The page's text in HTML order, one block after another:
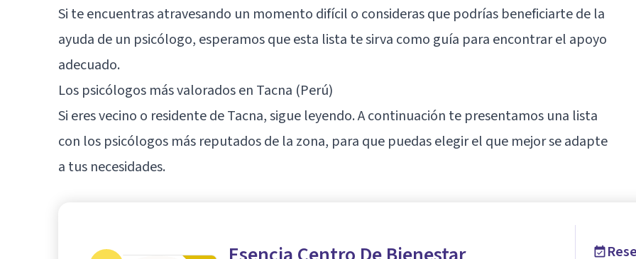
Si te encuentras atravesando un momento difícil o consideras que podrías beneficiarte de la
ayuda de un psicólogo, esperamos que esta lista te sirva como guía para encontrar el apoyo
adecuado.
Los psicólogos más valorados en Tacna (Perú)
Si eres vecino o residente de Tacna, sigue leyendo. A continuación te presentamos una lista
con los psicólogos más reputados de la zona, para que puedas elegir el que mejor se adapte
a tus necesidades.